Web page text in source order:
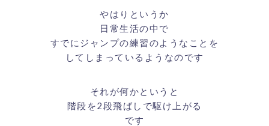
やはりというか
日常生活の中で
すでにジャンプの練習のようなことを
してしまっているようなのです
それが何かというと
階段を2段飛ばしで駆け上がる
です